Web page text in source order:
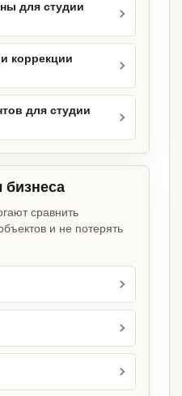
для студии
коррекции
для студии
сравнить
и не потерять